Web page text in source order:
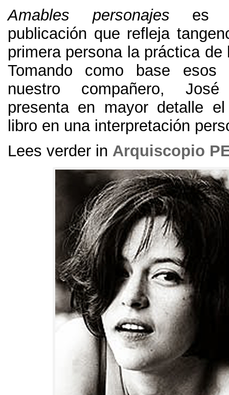
Amables personajes
es
publicación que refleja
primera persona la práctica de
Tomando como base esos
nuestro compañero,
presenta en mayor detalle
libro en una interpretación
Lees verder in Arquiscopio